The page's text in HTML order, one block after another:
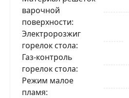
варочной
поверхности
Электророзжиг
горелок стола
Газ-контроль
горелок стола
Режим малое
пламя